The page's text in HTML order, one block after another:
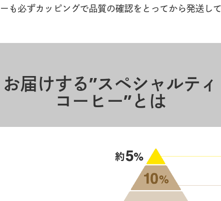
ーも必ずカッピングで品質の確認をとってから発送し
お届けする”スペシャルティ
コーヒー”とは